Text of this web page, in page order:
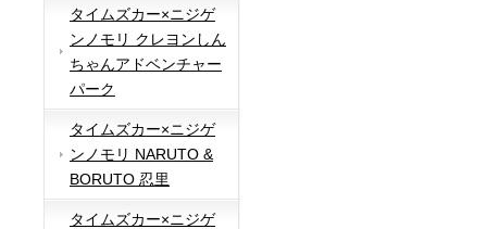
タイムズカー×ニジゲ
ンノモリ クレヨンしん
ちゃんアドベンチャー
パーク
タイムズカー×ニジゲ
ンノモリ NARUTO &
BORUTO 忍里
タイムズカー×ニジゲ